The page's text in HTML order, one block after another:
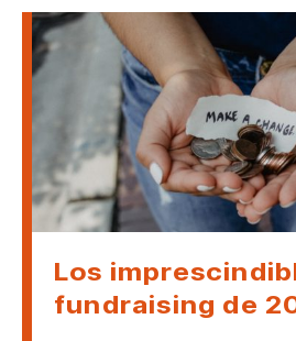
Los
fundraising de